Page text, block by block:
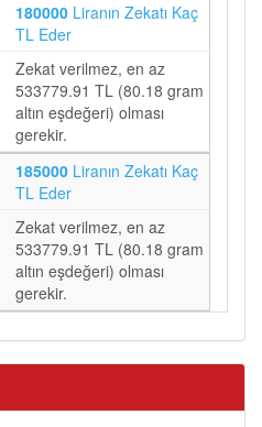
180000 Liranın Zekatı Kaç
TL Eder
Zekat verilmez, en az
533779.91 TL (80.18 gram
altın eşdeğeri) olması
gerekir.
185000 Liranın Zekatı Kaç
TL Eder
Zekat verilmez, en az
533779.91 TL (80.18 gram
altın eşdeğeri) olması
gerekir.